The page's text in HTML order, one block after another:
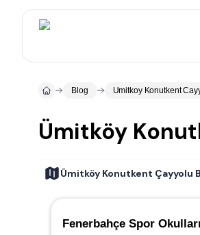
Blog Umitkoy Konutkent
Ümitköy
Ümitköy Konutkent Çayyolu
Fenerbahçe Spor